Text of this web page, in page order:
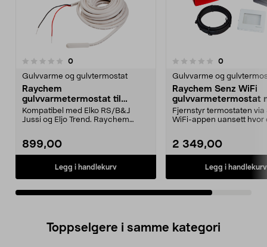
0anmeldelser
Gulvvarme og gulvtermostat
Raychem
gulvvarmetermostat til
innfelt montering
Kompatibel med Elko RS/B&J
Jussi og Eljo Trend. Raychem
899,00
Legg i handlekurv
0.0 av 5 stjerner 0anmeldelser
Gulvvarme og
Raychem Senz WiFi
gulvvarmetermostat
fjernstyring
Fjernstyr termostaten via
WiFi-appen uansett hvor
2 349,00
Legg i handlekurv
Toppselgere i samme kategori